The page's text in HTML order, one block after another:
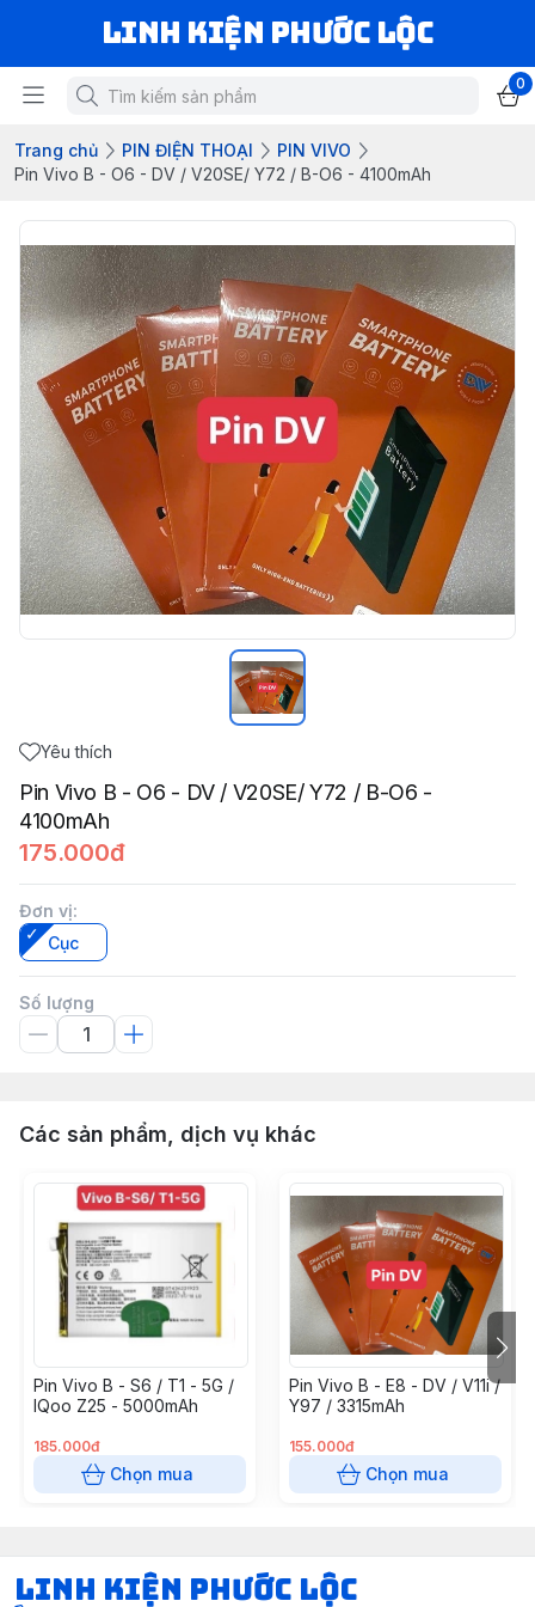
LINH KIỆN PHƯỚC LỘC
0
Trang chủ PIN ĐIỆN THOẠI
PIN VIVO
Pin Vivo B - O6 - DV / V20SE/ Y72 / B-O6 - 4100mAh
Yêu thích
Pin Vivo B - O6 - DV / V20SE/ Y72 / B-O6 -
4100mAh
175.000đ
Đơn vị:
Cục
Số lượng
Các sản phẩm, dịch vụ khác
Pin Vivo B - S6 / T1 - 5G /
IQoo Z25 - 5000mAh
185.000đ
Chọn mua
Pin Vivo B - E8 - DV / V11i /
Y97 / 3315mAh
155.000đ
Chọn mua
LINH KIỆN PHƯỚC LỘC